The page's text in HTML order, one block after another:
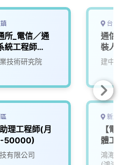
所_電信／通
統工程師
技術研究院
理工程師(月
50000)
有限公司
台中
通信(
裝人員
建中通
新北
【電
體工
鴻海精